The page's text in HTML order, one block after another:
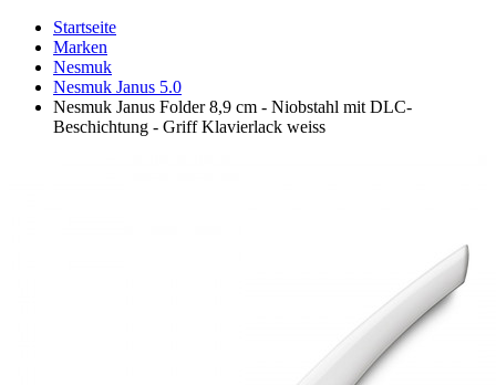
Startseite
Marken
Nesmuk
Nesmuk Janus 5.0
Nesmuk Janus Folder 8,9 cm - Niobstahl mit DLC-
Beschichtung - Griff Klavierlack weiss